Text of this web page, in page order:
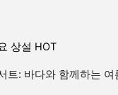
상설 HOT
트: 바다와 함께하는 여